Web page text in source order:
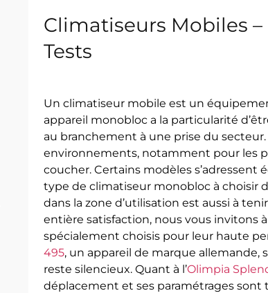
Climatiseurs Mobiles
Tests
Un climatiseur mobile est un
appareil monobloc a la particularité
au branchement à une prise du
environnements, notamment pour les
coucher. Certains modèles s’adressent
type de climatiseur monobloc à choisir
dans la zone d’utilisation est aussi à
entière satisfaction, nous vous invitons
spécialement choisis pour leur haute
495, un appareil de marque allemande,
reste silencieux. Quant à l’Olimpia
déplacement et ses paramétrages sont